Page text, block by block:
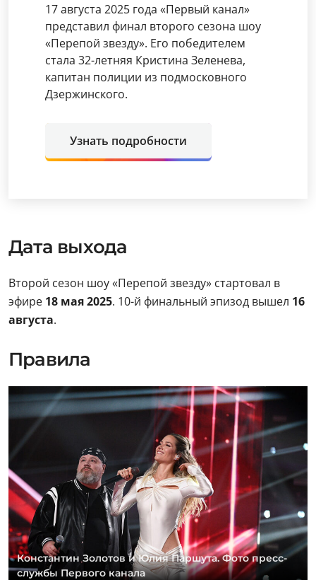
17 августа 2025 года «Первый канал»
представил финал второго сезона шоу
«Перепой звезду». Его победителем
стала 32-летняя Кристина Зеленева,
капитан полиции из подмосковного
Дзержинского.
Узнать подробности
Дата выхода
Второй сезон шоу «Перепой звезду» стартовал в
эфире 18 мая 2025. 10-й финальный эпизод вышел 16
августа.
Правила
Константин Золотов и Юлия Паршута. Фото пресс-
службы Первого канала